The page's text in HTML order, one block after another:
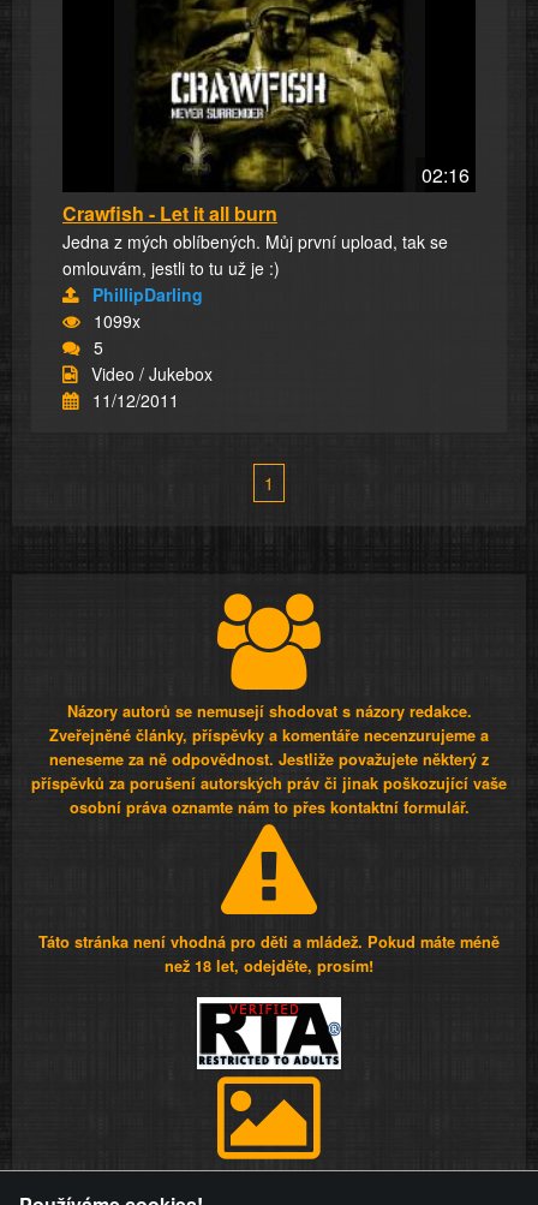
02:16
Crawfish - Let it all burn
Jedna z mých oblíbených. Můj první upload, tak se
omlouvám, jestli to tu už je :)
PhillipDarling
1099x
5
Video / Jukebox
11/12/2011
1
Názory autorů se nemusejí shodovat s názory redakce.
Zveřejněné články, příspěvky a komentáře necenzurujeme a
neneseme za ně odpovědnost. Jestliže považujete některý z
příspěvků za porušení autorských práv či jinak poškozující vaše
osobní práva oznamte nám to přes kontaktní formulář.
Táto stránka není vhodná pro děti a mládež. Pokud máte méně
než 18 let, odejděte, prosím!